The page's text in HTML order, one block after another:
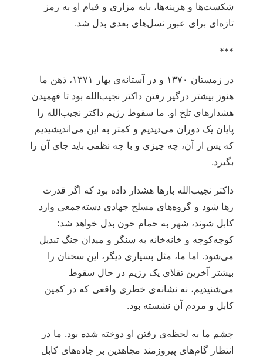
شکست‌ها و هزینه‌ها، بابه مزاری و قیام او به رمز
تازه‌ای برای عبور نسل‌های بعدی بدل شد.
***
در زمستان ۱۳۷۰ و در آستانه‌ی بهار ۱۳۷۱، ذهن ما
هنوز بیشتر درگیر رفتن داکتر نجیب‌الله بود تا فهمیدن
هشدارهای تلخ او. ما سقوط رژیم داکتر نجیب‌الله را
پایان یک دوران می‌دیدیم و کمتر به این می‌اندیشیدیم
که پس از آن، چه چیزی و با چه نظمی باید جای آن را
بگیرد.
داکتر نجیب‌الله بارها هشدار داده بود که اگر قدرت
رها شود و گروه‌های مسلح جهادی دسته‌جمعی وارد
کابل شوند، شهر به حمام خون بدل خواهد شد؛
کوچه‌کوچه و خانه‌خانه به سنگر و میدان جنگ تبدیل
می‌شود. اما ما، مثل بسیاری دیگر، این سخنان را
بیشتر آخرین تقلای یک رژیم در حال سقوط
می‌شنیدیم، نه نشانه‌ی خطری واقعی که در کمین
کابل و مردم آن نشسته بود.
چشم ما به لحظه‌ی رفتن او دوخته شده بود. ما در
انتظار گام‌های پیروزمند مجاهدین بر جاده‌های کابل